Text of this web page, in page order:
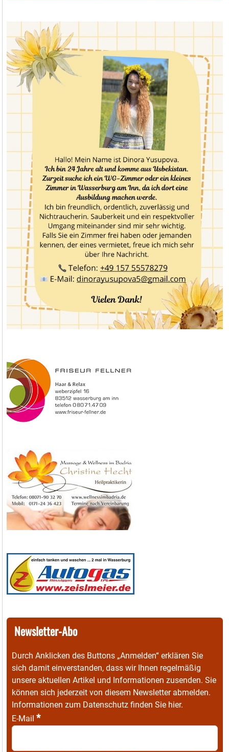
Newsletter-Abo
Durch Anklicken des Buttons „Anmelden“ erklären Sie
sich damit einverstanden, dass wir Ihnen regelmäßig
unsere aktuellen Artikel und Informationen zusenden. Sie
können sich jederzeit von diesem Newsletter abmelden.
Informationen zum Datenschutz finden Sie hier.
E-Mail *